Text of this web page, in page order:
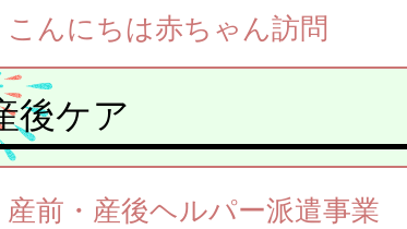
こんにちは赤ちゃん訪問
後ケア
産前・産後ヘルパー派遣事業